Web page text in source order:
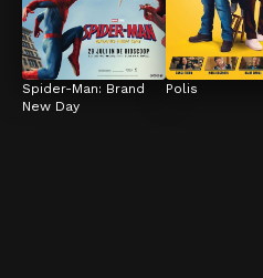
Spider-Man: Brand
New Day
Polis